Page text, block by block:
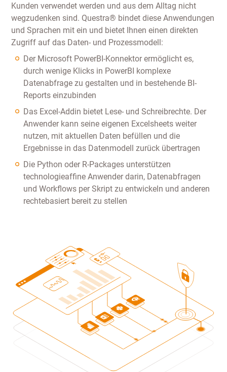
Kunden verwendet werden und aus dem Alltag nicht
wegzudenken sind. Questra® bindet diese Anwendungen
und Sprachen mit ein und bietet Ihnen einen direkten
Zugriff auf das Daten- und Prozessmodell:
Der Microsoft PowerBI-Konnektor ermöglicht es,
durch wenige Klicks in PowerBI komplexe
Datenabfrage zu gestalten und in bestehende BI-
Reports einzubinden
Das Excel-Addin bietet Lese- und Schreibrechte. Der
Anwender kann seine eigenen Excelsheets weiter
nutzen, mit aktuellen Daten befüllen und die
Ergebnisse in das Datenmodell zurück übertragen
Die Python oder R-Packages unterstützen
technologieaffine Anwender darin, Datenabfragen
und Workflows per Skript zu entwickeln und anderen
rechtebasiert bereit zu stellen